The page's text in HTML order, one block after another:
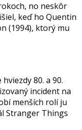
no neskôr
keď ho Quentin
(1994), ktorý mu
80. a 90.
incident na
menších rolí ju
Stranger Things